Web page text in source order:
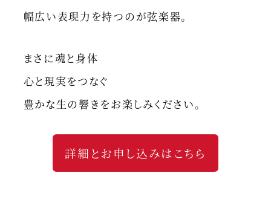
幅広い表現力を持つのが弦楽器。
まさに魂と身体
心と現実をつなぐ
豊かな生の響きをお楽しみください。
詳細とお申し込みはこちら